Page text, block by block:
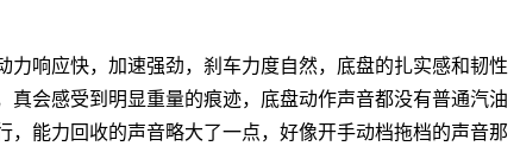
力响应快，加速强劲，刹车力度自然，底盘的扎实感和韧性
真会感受到明显重量的痕迹，底盘动作声音都没有普通汽油
，能力回收的声音略大了一点，好像开手动档拖档的声音那